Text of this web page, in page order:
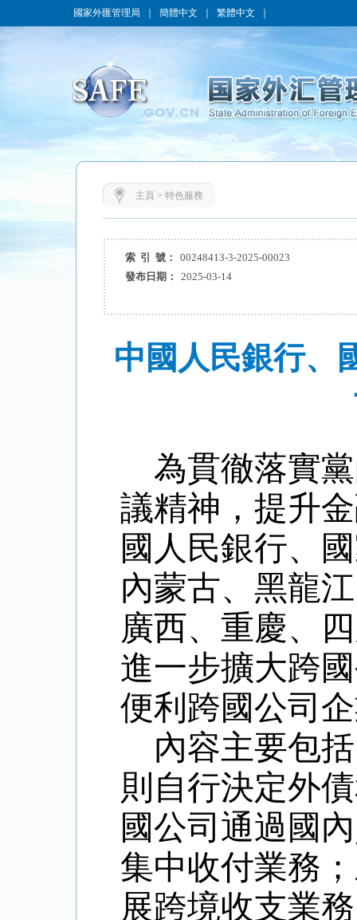
國家外匯管理局 簡體中文 繁體中文
主頁 > 特色服務
索 引 號：
00248413-3-2025-00023
發布日期：
2025-03-14
中國人民銀行、
為貫徹落實
議精神，提升
國人民銀行、
內蒙古、黑龍
廣西、重慶、
進一步擴大跨
便利跨國公司
內容主要包
則自行決定外
國公司通過國
集中收付業務
展跨境收支業